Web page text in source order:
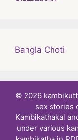
Bangla Choti
© 2026
sex stories
Kambikathakal
under various